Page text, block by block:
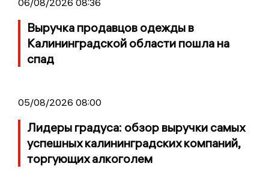
Выручка продавцов одежды в
Калининградской области пошла на
спад
05/08/2026 08:00
Лидеры градуса: обзор выручки самых
успешных калининградских компаний,
торгующих алкоголем